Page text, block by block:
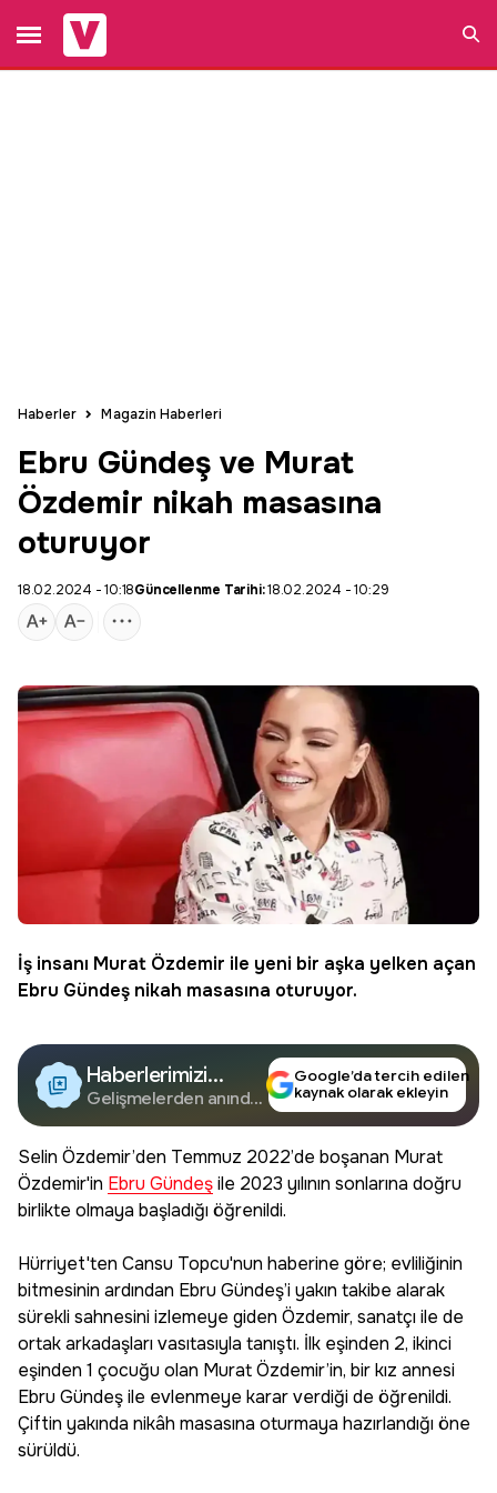
Haberler Magazin Haberleri
Ebru Gündeş ve Murat
Özdemir nikah masasına
oturuyor
18.02.2024 - 10:18Güncellenme Tarihi:18.02.2024 - 10:29
İş insanı Murat Özdemir ile yeni bir aşka yelken açan
Ebru Gündeş nikah masasına oturuyor.
Haberlerimizi
Google'da Takip
Edin
Gelişmelerden anında
Google’da tercih edilen
kaynak olarak ekleyin
Selin Özdemir’den Temmuz 2022’de boşanan Murat
Özdemir'in Ebru Gündeşile 2023 yılının sonlarına doğru
birlikte olmaya başladığı öğrenildi.
Hürriyet'ten Cansu Topcu'nun haberine göre; evliliğinin
bitmesinin ardından Ebru Gündeş’i yakın takibe alarak
sürekli sahnesini izlemeye giden Özdemir, sanatçı ile de
ortak arkadaşları vasıtasıyla tanıştı. İlk eşinden 2, ikinci
eşinden 1 çocuğu olan Murat Özdemir’in, bir kız annesi
Ebru Gündeş ile evlenmeye karar verdiği de öğrenildi.
Çiftin yakında nikâh masasına oturmaya hazırlandığı öne
sürüldü.